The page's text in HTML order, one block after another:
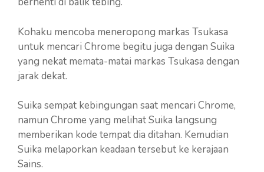
Kohaku mencoba meneropong markas Tsukasa
untuk mencari Chrome begitu juga dengan Suika
yang nekat memata-matai markas Tsukasa dengan
jarak dekat.
Suika sempat kebingungan saat mencari Chrome,
namun Chrome yang melihat Suika langsung
memberikan kode tempat dia ditahan. Kemudian
Suika melaporkan keadaan tersebut ke kerajaan
Sains.